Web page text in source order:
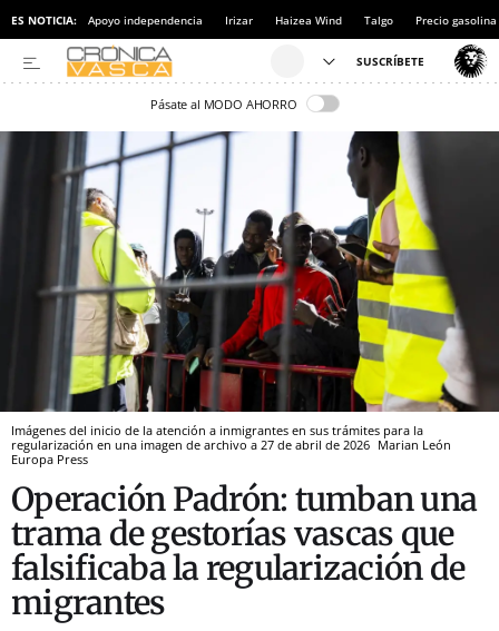
ES NOTICIA: Apoyo independencia Irizar Haizea Wind Talgo Precio gasolina
Pásate al MODO AHORRO
Imágenes del inicio de la atención a inmigrantes en sus trámites para la
regularización en una imagen de archivo a 27 de abril de 2026 Marian León
Europa Press
Operación Padrón: tumban una
trama de gestorías vascas que
falsificaba la regularización de
migrantes